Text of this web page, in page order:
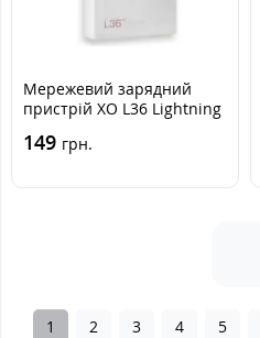
Мережевий зарядний
пристрій XO L36 Lightning
149 грн.
1 2 3 4 5